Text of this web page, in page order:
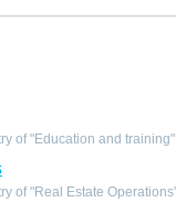
of "Education and training"
of "Real Estate